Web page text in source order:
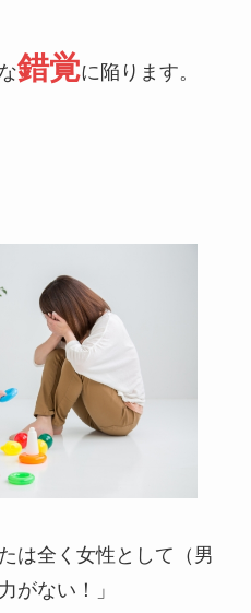
錯覚に陥ります。
は全く女性として（男
がない！」